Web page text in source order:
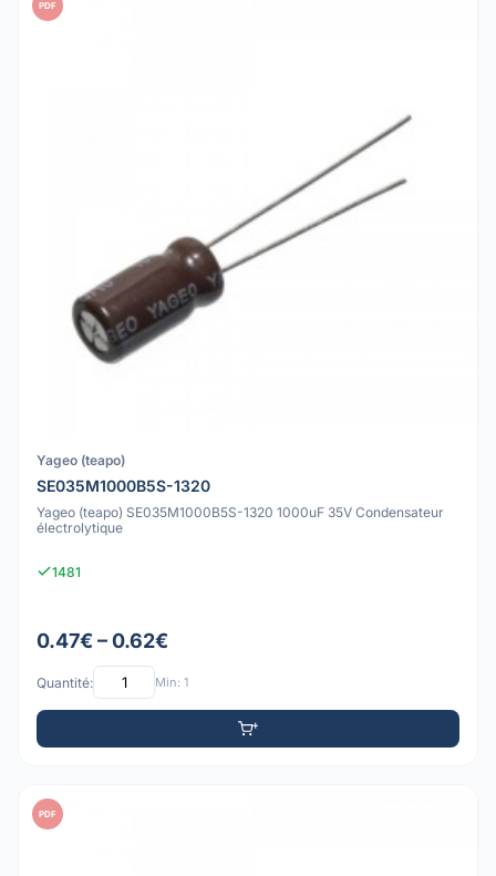
PDF
Yageo (teapo)
SE035M1000B5S-1320
Yageo (teapo) SE035M1000B5S-1320 1000uF 35V Condensateur
électrolytique
1481
0.47€ – 0.62€
Quantité: Min: 1
PDF